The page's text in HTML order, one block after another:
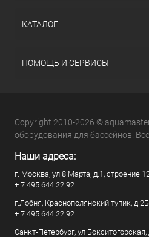
КАТАЛОГ
ПОМОЩЬ И СЕРВИСЫ
Copyright 2010-2026 ©
оборудования для бассейнов.
Наши адреса:
г. Москва, ул.8 Марта, д.1, строение
+ 7 495 644 22 92
г.Лобня, Краснополянский тупик, д.2Б
+ 7 495 644 22 92
Санкт-Петербург, ул Бокситогорская,